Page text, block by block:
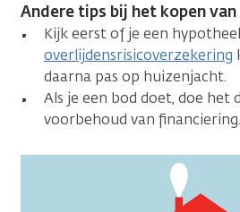
Andere tips bij het kopen van
Kijk eerst of je een
overlijdensrisicoverzekering
daarna pas op huizenjacht.
Als je een bod doet, doe het
voorbehoud van financiering.